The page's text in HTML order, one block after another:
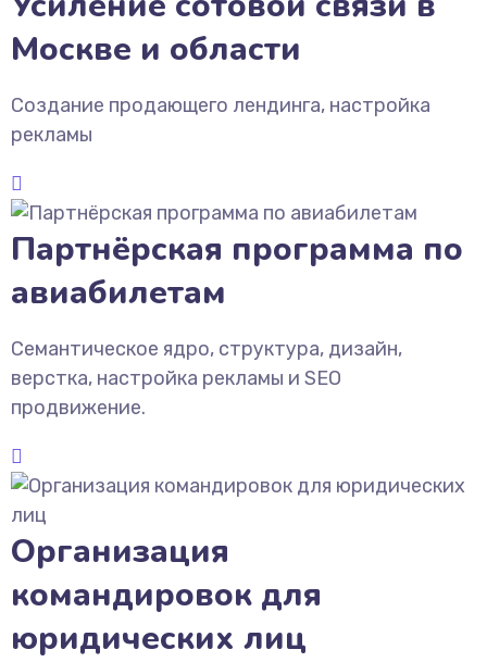
Москве и области
Создание продающего лендинга, настройка
рекламы
Партнёрская программа по
авиабилетам
Семантическое ядро, структура, дизайн,
верстка, настройка рекламы и SEO
продвижение.
Организация
командировок для
юридических лиц